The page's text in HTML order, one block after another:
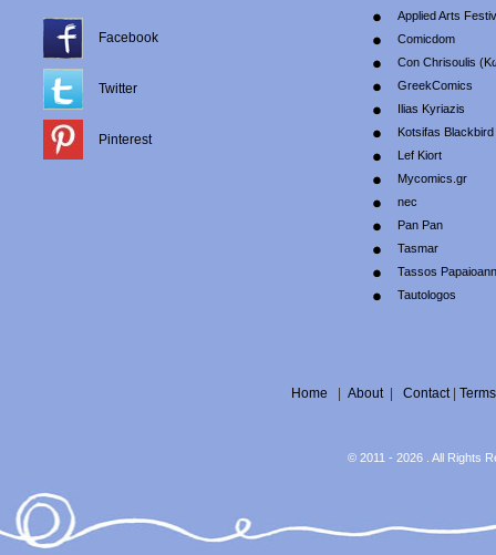
Facebook
Twitter
Pinterest
Applied Arts
Comicdom
Con Chrisoulis
GreekComics
Ilias Kyriazis
Kotsifas Blackbird
Lef Kiort
Mycomics.gr
nec
Pan Pan
Tasmar
Tassos
Tautologos
Home About| Contact| Terms
© 2011 - 2026 . All Rights